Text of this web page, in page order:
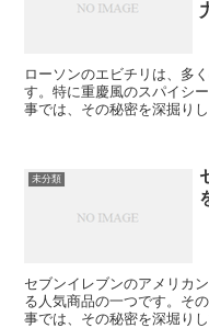
ローソンのエビチリは、多
す。特に重慶風のスパイシ
事では、その秘密を深掘り
未分類
セブンイレブンのアメリカ
る人気商品の一つです。そ
事では、その秘密を深堀り